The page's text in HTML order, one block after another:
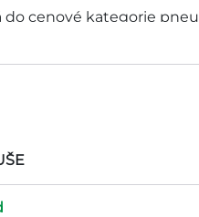
do cenové kategorie
HEIDENAU.